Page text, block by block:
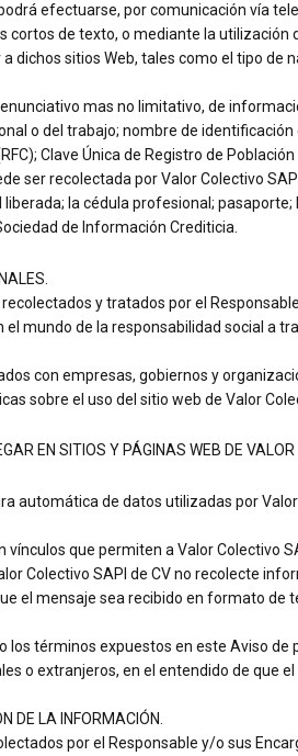
efectuarse, por comunicación vía
cortos de texto, o mediante la
dichos sitios Web, tales como el tipo de
mas no limitativo, de
o del trabajo; nombre de
Clave Única de Registro de Población
ser recolectada por Valor Colectivo
la cédula profesional;
de Información Crediticia.
y tratados por el
el mundo de la responsabilidad social a
con empresas, gobiernos y
sobre el uso del sitio web de Valor
EN SITIOS Y PÁGINAS WEB DE
automática de datos utilizadas por
que permiten a Valor Colectivo
Colectivo SAPI de CV no recolecte
el mensaje sea recibido en formato
los términos expuestos en este Aviso
o extranjeros, en el entendido de que
DE LA INFORMACIÓN.
por el Responsable y/o sus